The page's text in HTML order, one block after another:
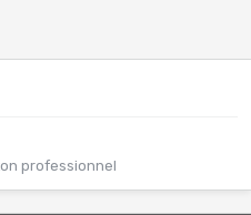
professionnel